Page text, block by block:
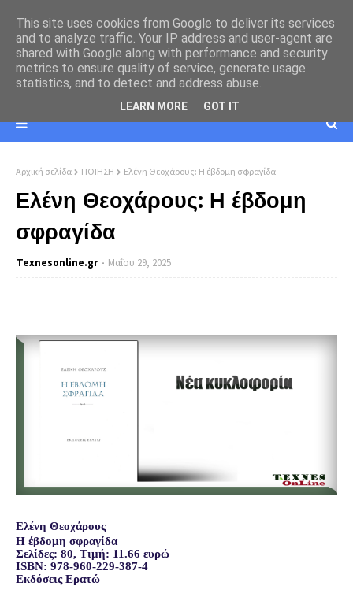
Αρχική σελίδα ΠΟΙΗΣΗ Ελένη Θεοχάρους: Η έβδομη σφραγίδα
Ελένη Θεοχάρους: Η έβδομη
σφραγίδα
Texnesοnline.gr Μαΐου 29, 2025
Ελένη Θεοχάρους
Η έβδομη σφραγίδα
Σελίδες: 80, Τιμή: 11.66 ευρώ
ISBN: 978-960-229-387-4
Εκδόσεις Ερατώ
This site uses cookies from Google to deliver its services
and to analyze traffic. Your IP address and user-agent are
shared with Google along with performance and security
metrics to ensure quality of service, generate usage
statistics, and to detect and address abuse.
LEARN MORE GOT IT